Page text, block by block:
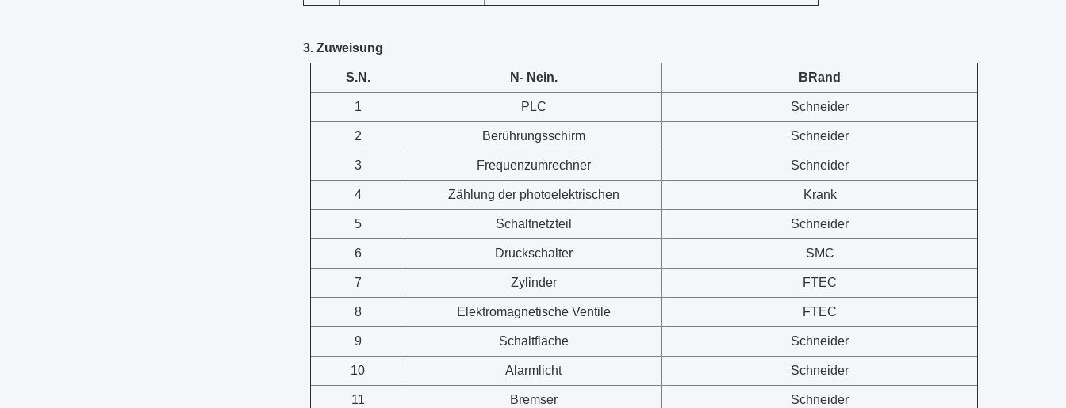
3. Zuweisung
S.N. N- Nein. B Rand
1 PLC Schneider
2 Berührungsschirm Schneider
3 Frequenzumrechner Schneider
4 Zählung der photoelektrischen Krank
5 Schaltnetzteil Schneider
6 Druckschalter SMC
7 Zylinder FTEC
8 Elektromagnetische Ventile FTEC
9 Schaltfläche Schneider
10 Alarmlicht Schneider
11 Bremser Schneider